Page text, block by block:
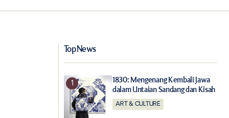
Top News
1830: Mengenang Kembali Jawa
dalam Untaian Sandang dan Kisah
ART & CULTURE